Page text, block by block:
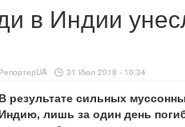
в Индии
РепортерUA 31 Июл 2018 - 10:34
В результате сильных
Индию, лишь за один день